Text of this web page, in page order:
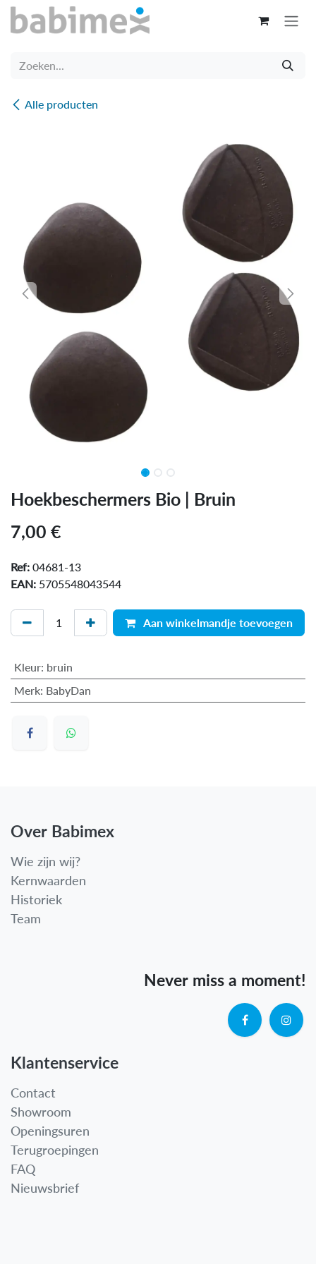
Overslaan naar inhoud
Alle producten
Hoekbeschermers Bio | Bruin
7,00 €
Ref: 04681-13
EAN: 5705548043544
Aan winkelmandje toevoegen
Kleur: bruin
Merk: BabyDan
Over Babimex
Wie zijn wij?
Kernwaarden
Historiek
Team
Never miss a moment!
Klantenservice
Contact
Showroom
Openingsuren
Terugroepingen
FAQ
Nieuwsbrief